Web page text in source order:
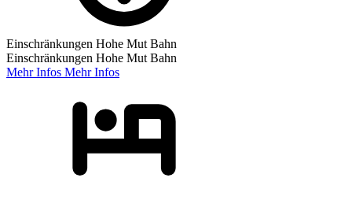
Einschränkungen Hohe Mut Bahn
Einschränkungen Hohe Mut Bahn
Mehr Infos Mehr Infos